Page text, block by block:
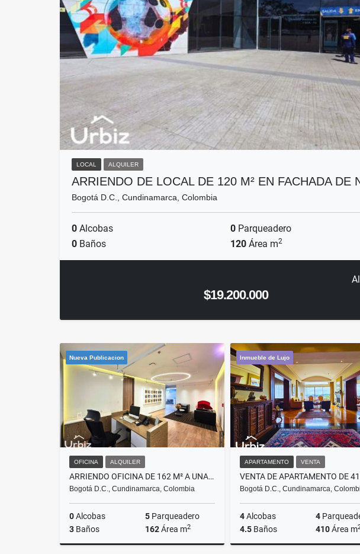
LOCAL ALQUILER
ARRIENDO DE LOCAL DE 120 M² EN FACHADA DE
Bogotá D.C., Cundinamarca, Colombia
0 Alcobas 0 Parqueadero
0 Baños 120 Área m2
$19.200.000
Nueva Publicacion
OFICINA ALQUILER
ARRIENDO OFICINA DE 162 M² A UNA CUADRA DE CC ANDINO
Bogotá D.C., Cundinamarca, Colombia
0Alcobas 5 Parqueadero
3 Baños 162Área m2
Inmueble de Lujo
APARTAMENTO VENTA
Bogotá D.C., Cundinamarca,
4Alcobas 4
4.5 Baños 410Área m